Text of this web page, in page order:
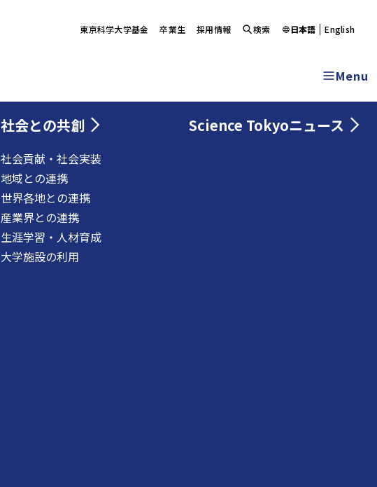
Menu
社会との共創
社会貢献・社会実装
地域との連携
世界各地との連携
産業界との連携
生涯学習・人材育成
大学施設の利用
Science Tokyoニュース
東京科学大学基金 卒業生 採用情報 検索 日本語 English